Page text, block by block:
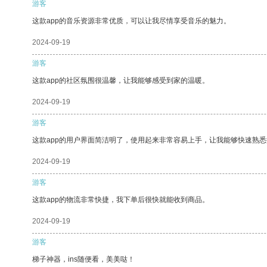
游客
这款app的音乐资源非常优质，可以让我尽情享受音乐的魅力。
2024-09-19
游客
这款app的社区氛围很温馨，让我能够感受到家的温暖。
2024-09-19
游客
这款app的用户界面简洁明了，使用起来非常容易上手，让我能够快速熟
2024-09-19
游客
这款app的物流非常快捷，我下单后很快就能收到商品。
2024-09-19
游客
梯子神器，ins随便看，美美哒！